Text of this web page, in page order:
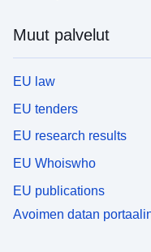
Muut palvelut
EU law
EU tenders
EU research results
EU Whoiswho
EU publications
Avoimen datan